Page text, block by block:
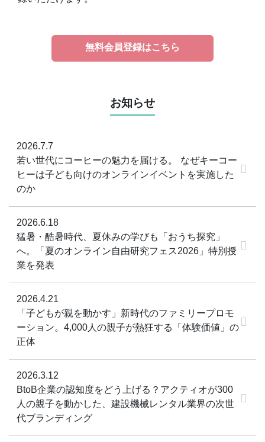
無料会員登録はこちら
お知らせ
2026.7.7
若い世代にコーヒーの魅力を届ける。 なぜキーコー
ヒーは子ども向けのオンラインイベントを実施した
のか
2026.6.18
猛暑・酷暑時代、夏休みの学びも「おうち探究」
へ。「夏のオンライン自由研究フェス2026」特別授
業を発表
2026.4.21
「子どもが親を動かす」新時代のファミリープロモ
ーション。4,000人の親子が熱狂する「体験価値」の
正体
2026.3.12
BtoB企業の認知度をどう上げる？アクティオが300
人の親子を動かした、建設機械レンタル業界の次世
代ブランディング